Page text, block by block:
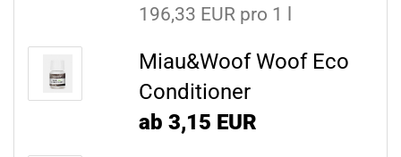
196,33 EUR pro 1 l
Miau&Woof Woof Eco
Conditioner
ab 3,15 EUR